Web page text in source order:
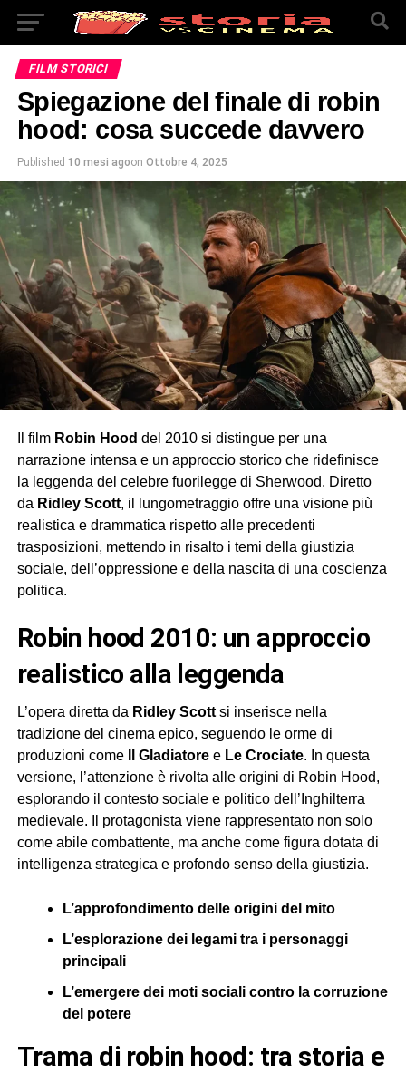
FILM STORICI
Spiegazione del finale di robin
hood: cosa succede davvero
Published 10 mesi agoon Ottobre 4, 2025
Il film Robin Hood del 2010 si distingue per una
narrazione intensa e un approccio storico che ridefinisce
la leggenda del celebre fuorilegge di Sherwood. Diretto
da Ridley Scott, il lungometraggio offre una visione più
realistica e drammatica rispetto alle precedenti
trasposizioni, mettendo in risalto i temi della giustizia
sociale, dell’oppressione e della nascita di una coscienza
politica.
robin hood 2010: un approccio
realistico alla leggenda
L’opera diretta da Ridley Scottsi inserisce nella
tradizione del cinema epico, seguendo le orme di
produzioni come
Il Gladiatoree Le Crociate. In questa
versione, l’attenzione è rivolta alle origini di Robin Hood,
esplorando il contesto sociale e politico dell’Inghilterra
medievale. Il protagonista viene rappresentato non solo
come abile combattente, ma anche come figura dotata di
intelligenza strategica e profondo senso della giustizia.
L’approfondimento delle origini del mito
L’esplorazione dei legami tra i personaggi
principali
L’emergere dei moti sociali contro la corruzione
del potere
trama di robin hood: tra storia e